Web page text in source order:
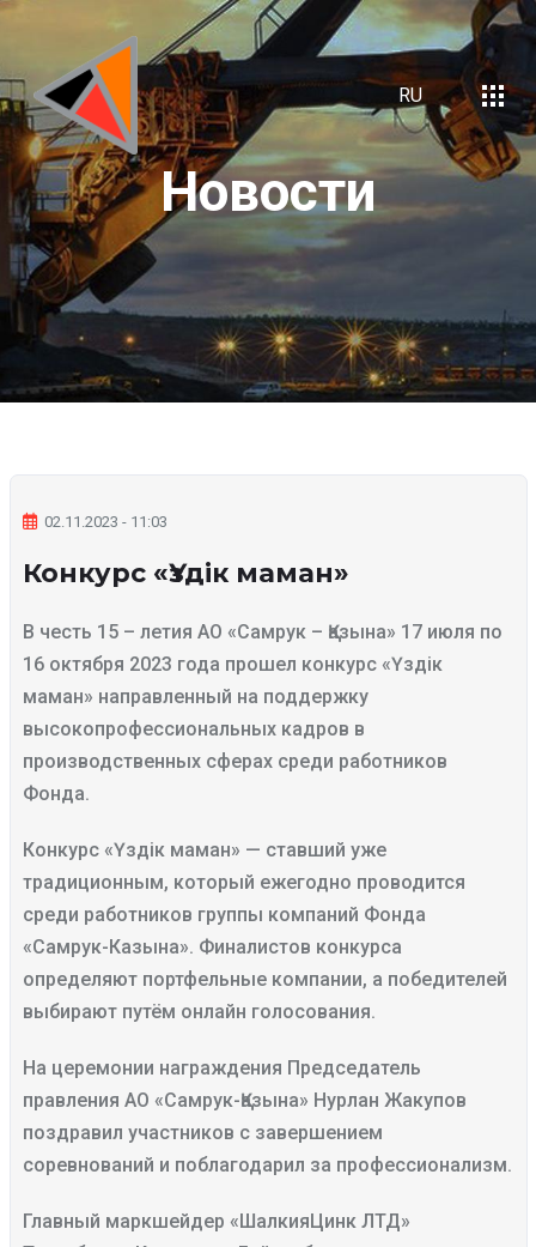
RU
Новости
02.11.2023 - 11:03
Конкурс «Үздік маман»
В честь 15 – летия АО «Самрук – Қазына» 17 июля по
16 октября 2023 года прошел конкурс «Үздік
маман» направленный на поддержку
высокопрофессиональных кадров в
производственных сферах среди работников
Фонда.
Конкурс «Үздік маман» — ставший уже
традиционным, который ежегодно проводится
среди работников группы компаний Фонда
«Самрук-Казына». Финалистов конкурса
определяют портфельные компании, а победителей
выбирают путём онлайн голосования.
На церемонии награждения Председатель
правления АО «Самрук-Қазына» Нурлан Жакупов
поздравил участников с завершением
соревнований и поблагодарил за профессионализм.
Главный маркшейдер «ШалкияЦинк ЛТД»